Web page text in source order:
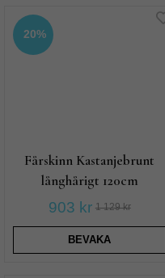
20%
Fårskinn Kastanjebrunt
långhårigt 120cm
903 kr 1 129 kr
BEVAKA